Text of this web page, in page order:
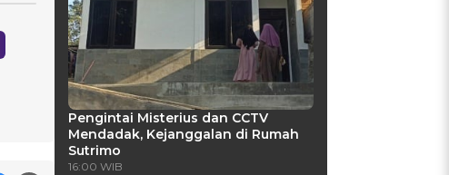
Pengintai Misterius dan CCTV
Mendadak, Kejanggalan di Rumah
Sutrimo
16:00 WIB